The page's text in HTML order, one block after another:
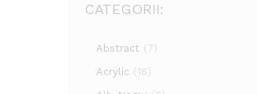
CATEGORII:
Abstract (7)
Acrylic (16)